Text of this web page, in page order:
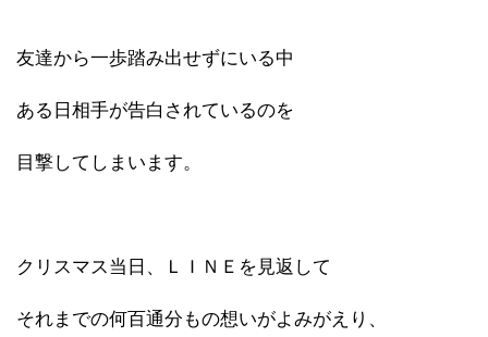
友達から一歩踏み出せずにいる中
ある日相手が告白されているのを
目撃してしまいます。
クリスマス当日、ＬＩＮＥを見返して
それまでの何百通分もの想いがよみがえり、